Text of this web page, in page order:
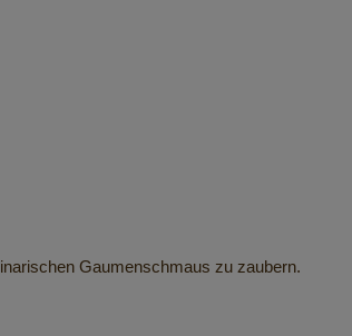
Gaumenschmaus zu zaubern.